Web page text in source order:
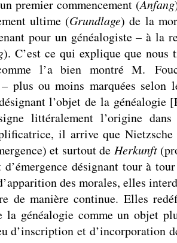
premier commencement (Anfang
ultime (Grundlage) de la
pour un généalogiste – à la
). C’est ce qui explique que nous
l’a bien montré M.
plus ou moins marquées selon
l’objet de la généalogie
littéralement l’origine
il arrive que
et surtout de Herkunft
d’émergence désignant tour à
des morales, elles
de manière continue. Elles
la généalogie comme un objet
d’inscription et d’incorporation